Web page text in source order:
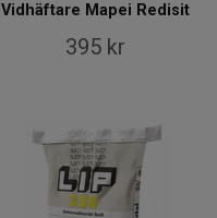
Vidhäftare Mapei Redisit
395 kr